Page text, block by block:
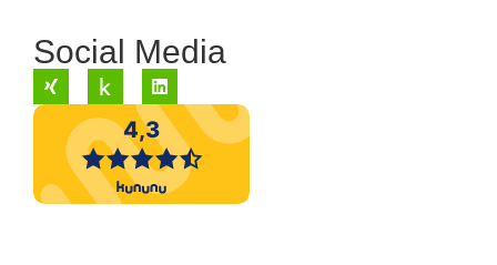
Social Media